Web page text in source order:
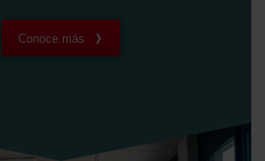
Conoce más